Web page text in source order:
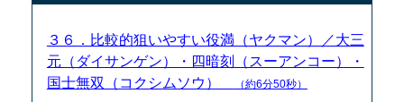
３６．比較的狙いやすい役満（ヤクマン）／大三
元（ダイサンゲン）・四暗刻（スーアンコー）・
国士無双（コクシムソウ）
（約6分50秒）